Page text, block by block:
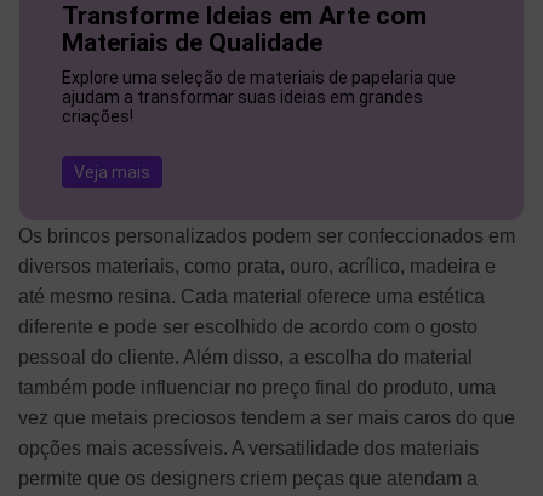
Transforme Ideias em Arte com
Materiais de Qualidade
Explore uma seleção de materiais de papelaria que
ajudam a transformar suas ideias em grandes
criações!
Veja mais
Os brincos personalizados podem ser confeccionados em
diversos materiais, como prata, ouro, acrílico, madeira e
até mesmo resina. Cada material oferece uma estética
diferente e pode ser escolhido de acordo com o gosto
pessoal do cliente. Além disso, a escolha do material
também pode influenciar no preço final do produto, uma
vez que metais preciosos tendem a ser mais caros do que
opções mais acessíveis. A versatilidade dos materiais
permite que os designers criem peças que atendam a